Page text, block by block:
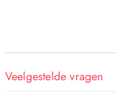
Veelgestelde vragen